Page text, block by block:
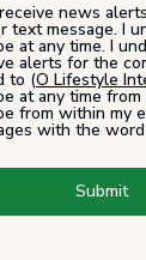
news
text message. I
at any time. I
alerts for the
to (O Lifestyle
at any time
from within my
with the word
Submit